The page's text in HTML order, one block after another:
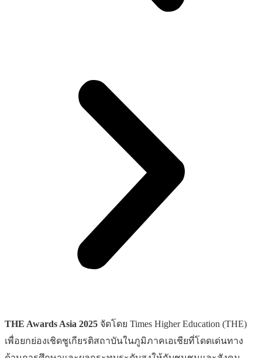
THE Awards Asia 2025 จัดโดย Times Higher Education (THE)
เพื่อยกย่องเชิดชูเกียรติสถาบันในภูมิภาคเอเชียที่โดดเด่นทาง